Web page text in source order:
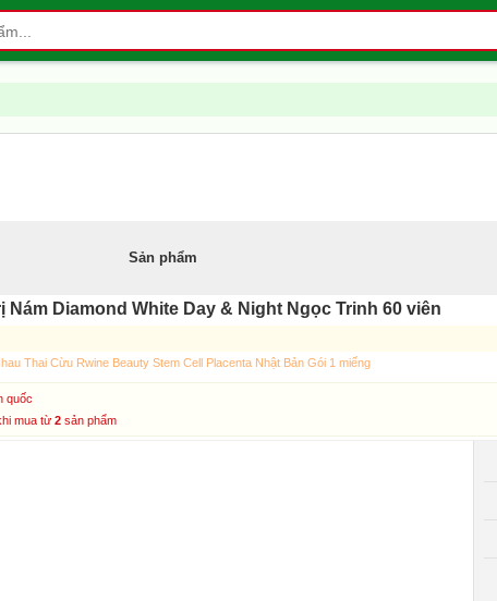
Sản phẩm
Nám Diamond White Day & Night Ngọc Trinh 60 viên
Thai Cừu Rwine Beauty Stem Cell Placenta Nhật Bản Gói 1 miếng
quốc
mua từ2 sản phẩm